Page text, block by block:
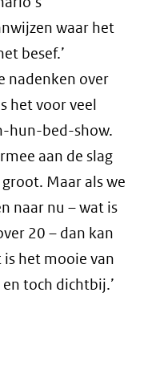
waar het
besef.’
nadenken over
het voor veel
hun-bed-show.
aan de slag
Maar als we
naar nu – wat is
20 – dan kan
is het mooie van
toch dichtbij.’